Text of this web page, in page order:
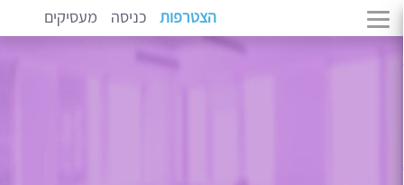
הצטרפות כניסה מעסיקים